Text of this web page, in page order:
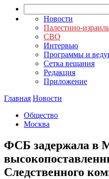
Новости
Палестино-
СВО
Интервью
Программы и
Сетка вещания
Редакция
Приложение
Главная Новости
Общество
Москва
ФСБ задержала в
Следственного